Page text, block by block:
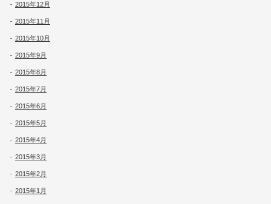
2015年12月
2015年11月
2015年10月
2015年9月
2015年8月
2015年7月
2015年6月
2015年5月
2015年4月
2015年3月
2015年2月
2015年1月